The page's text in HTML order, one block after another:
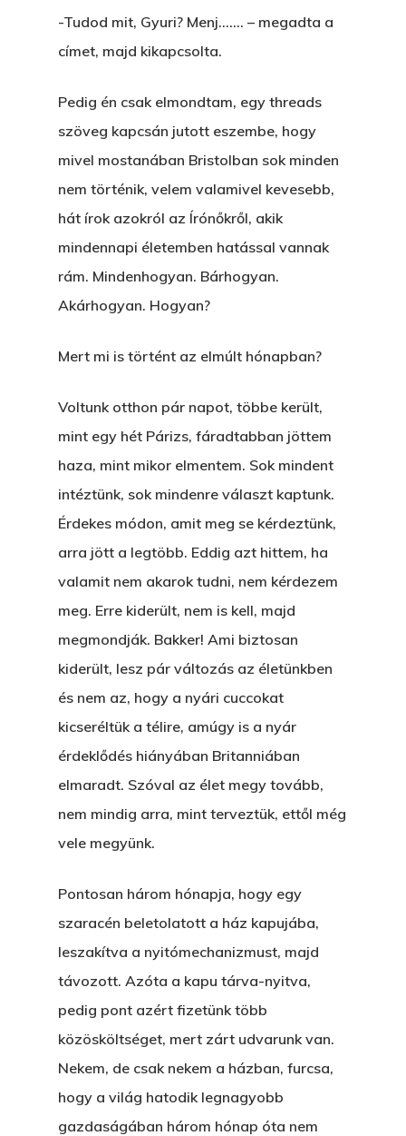
-Tudod mit, Gyuri? Menj……. – megadta a
címet, majd kikapcsolta.
Pedig én csak elmondtam, egy threads
szöveg kapcsán jutott eszembe, hogy
mivel mostanában Bristolban sok minden
nem történik, velem valamivel kevesebb,
hát írok azokról az Írónőkről, akik
mindennapi életemben hatással vannak
rám. Mindenhogyan. Bárhogyan.
Akárhogyan. Hogyan?
Mert mi is történt az elmúlt hónapban?
Voltunk otthon pár napot, többe került,
mint egy hét Párizs, fáradtabban jöttem
haza, mint mikor elmentem. Sok mindent
intéztünk, sok mindenre választ kaptunk.
Érdekes módon, amit meg se kérdeztünk,
arra jött a legtöbb. Eddig azt hittem, ha
valamit nem akarok tudni, nem kérdezem
meg. Erre kiderült, nem is kell, majd
megmondják. Bakker! Ami biztosan
kiderült, lesz pár változás az életünkben
és nem az, hogy a nyári cuccokat
kicseréltük a télire, amúgy is a nyár
érdeklődés hiányában Britanniában
elmaradt. Szóval az élet megy tovább,
nem mindig arra, mint terveztük, ettől még
vele megyünk.
Pontosan három hónapja, hogy egy
szaracén beletolatott a ház kapujába,
leszakítva a nyitómechanizmust, majd
távozott. Azóta a kapu tárva-nyitva,
pedig pont azért fizetünk több
közösköltséget, mert zárt udvarunk van.
Nekem, de csak nekem a házban, furcsa,
hogy a világ hatodik legnagyobb
gazdaságában három hónap óta nem